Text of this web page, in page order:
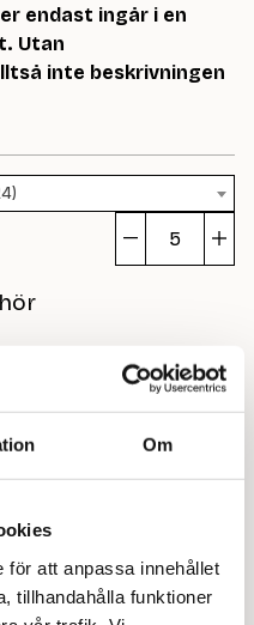
Om
för att anpassa innehållet
tillhandahålla funktioner
endast ingår i en
Utan
inte beskrivningen
st
kr 1 79 kr